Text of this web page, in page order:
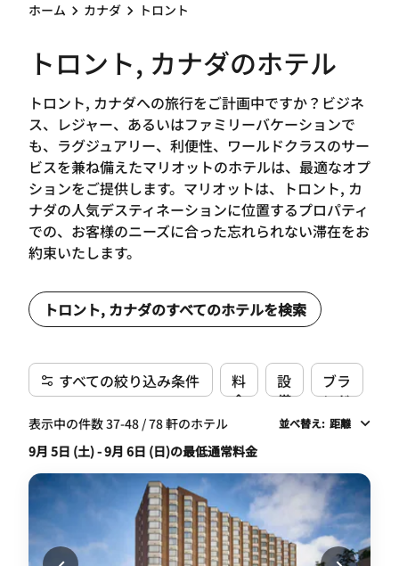
ホーム カナダ トロント
トロント, カナダのホテル
トロント, カナダへの旅行をご計画中ですか？ビジネ
ス、レジャー、あるいはファミリーバケーションで
も、ラグジュアリー、利便性、ワールドクラスのサー
ビスを兼ね備えたマリオットのホテルは、最適なオプ
ションをご提供します。マリオットは、トロント, カ
ナダの人気デスティネーションに位置するプロパティ
での、お客様のニーズに合った忘れられない滞在をお
約束いたします。
トロント, カナダのすべてのホテルを検索
すべての絞り込み条件
料
金
設
備
ブラ
ンド
表示中の件数 37-48 / 78 軒のホテル 並べ替え: 距離
9月 5日 (土) - 9月 6日 (日)の最低通常料金